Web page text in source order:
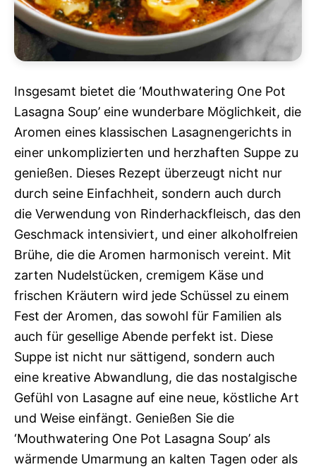
Insgesamt bietet die ‘Mouthwatering One Pot
Lasagna Soup’ eine wunderbare Möglichkeit, die
Aromen eines klassischen Lasagnengerichts in
einer unkomplizierten und herzhaften Suppe zu
genießen. Dieses Rezept überzeugt nicht nur
durch seine Einfachheit, sondern auch durch
die Verwendung von Rinderhackfleisch, das den
Geschmack intensiviert, und einer alkoholfreien
Brühe, die die Aromen harmonisch vereint. Mit
zarten Nudelstücken, cremigem Käse und
frischen Kräutern wird jede Schüssel zu einem
Fest der Aromen, das sowohl für Familien als
auch für gesellige Abende perfekt ist. Diese
Suppe ist nicht nur sättigend, sondern auch
eine kreative Abwandlung, die das nostalgische
Gefühl von Lasagne auf eine neue, köstliche Art
und Weise einfängt. Genießen Sie die
‘Mouthwatering One Pot Lasagna Soup’ als
wärmende Umarmung an kalten Tagen oder als